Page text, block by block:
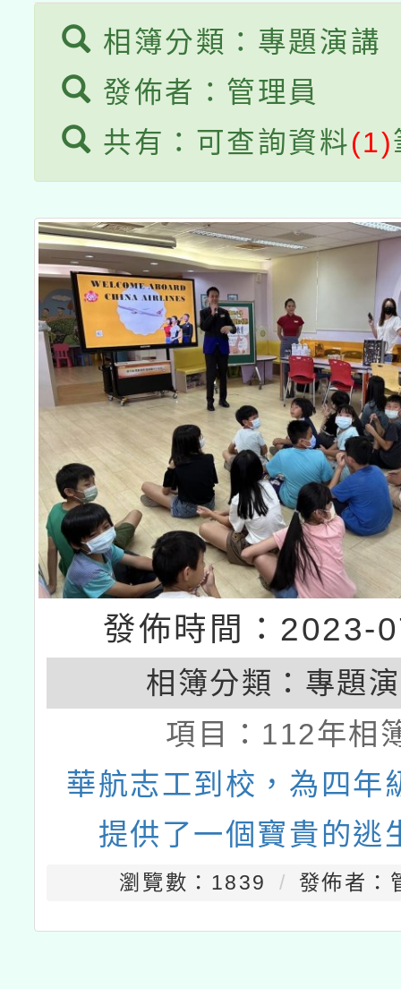
相簿分類：專題演講
發佈者：管理員
共有：可查詢資料(1)
發佈時間：2023-
相簿分類： 專題
項目： 112年相
華航志工到校，為四年
提供了一個寶貴的逃
瀏覽數：1839 發佈者：